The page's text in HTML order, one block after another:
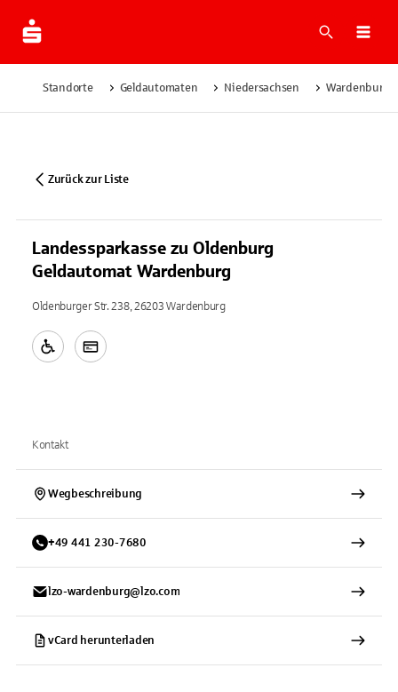
Suche
Standorte Geldautomaten Niedersachsen Wardenburg
Zurück zur Liste
Landessparkasse zu Oldenburg
Geldautomat Wardenburg
Oldenburger Str. 238, 26203 Wardenburg
Kontakt
Wegbeschreibung
+49 441 230-7680
lzo-wardenburg@lzo.com
vCard herunterladen